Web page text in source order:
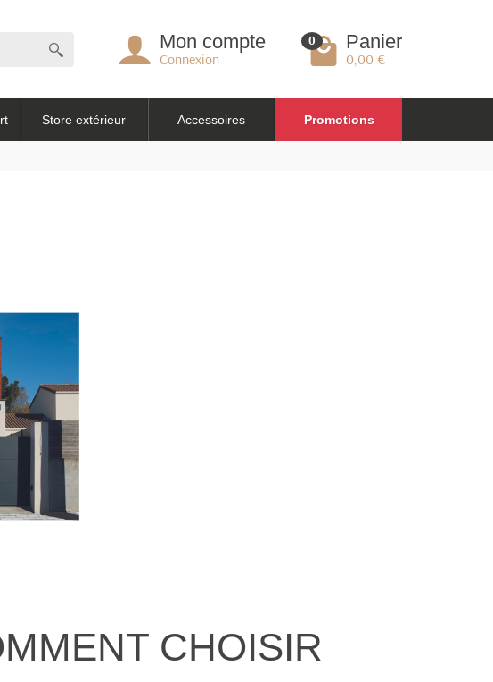
Mon compte
Connexion
0 Panier
0,00 €
Store extérieur Accessoires Promotions
CHOISIR